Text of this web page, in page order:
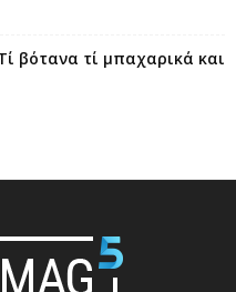
βότανα τί μπαχαρικά και